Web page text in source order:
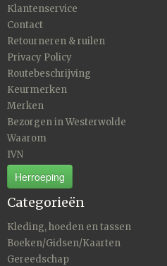
Klantenservice
Contact
Retourneren & ruilen
Privacy Policy
Routebeschrijving
Keurmerken
Merken
Bezorgen in Westerwolde
Waarom
IVN
Herroeping
Categorieën
Kleding, hoeden en tassen
Boeken/Gidsen/Kaarten
Gereedschap